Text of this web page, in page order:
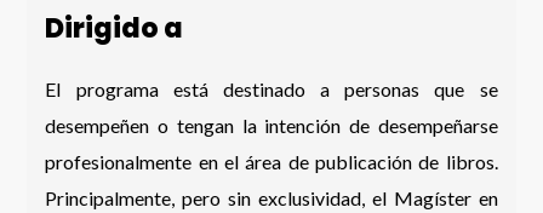
Dirigido a
El programa está destinado a personas que se
desempeñen o tengan la intención de desempeñarse
profesionalmente en el área de publicación de libros.
Principalmente, pero sin exclusividad, el Magíster en